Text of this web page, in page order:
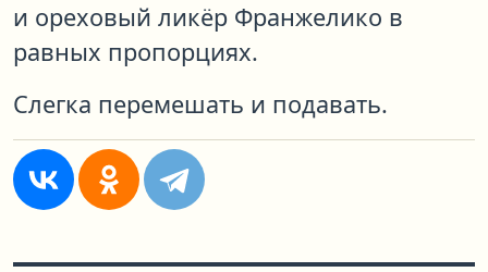
и ореховый ликёр Франжелико в
равных пропорциях.
Слегка перемешать и подавать.